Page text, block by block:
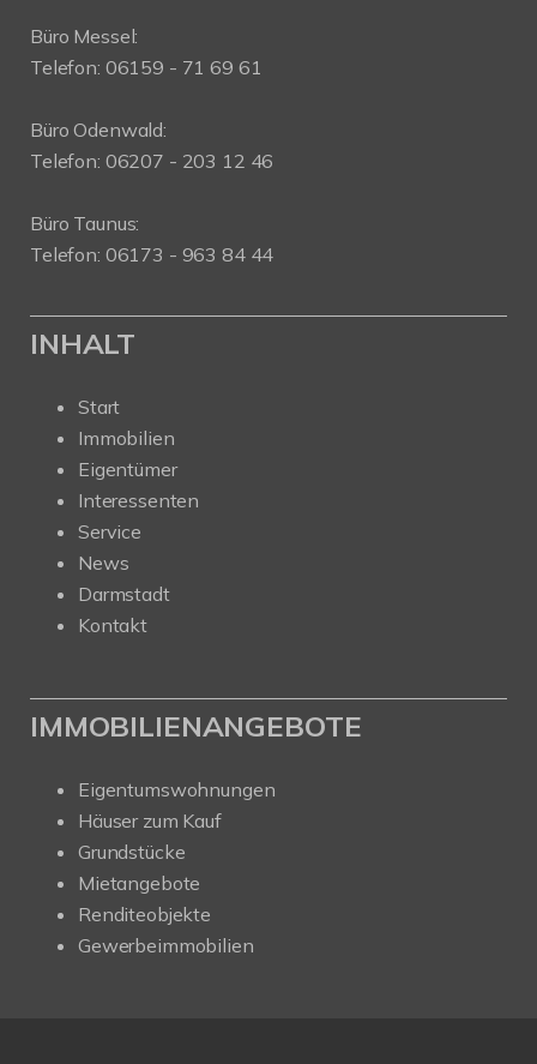
Büro Messel:
Telefon: 06159 - 71 69 61
Büro Odenwald:
Telefon: 06207 - 203 12 46
Büro Taunus:
Telefon: 06173 - 963 84 44
INHALT
Start
Immobilien
Eigentümer
Interessenten
Service
News
Darmstadt
Kontakt
IMMOBILIENANGEBOTE
Eigentumswohnungen
Häuser zum Kauf
Grundstücke
Mietangebote
Renditeobjekte
Gewerbeimmobilien